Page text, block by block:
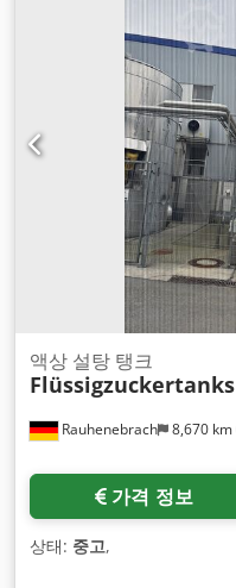
Rauhenebrach 8,670 km
액상 설탕 탱크
Flüssigzuckertanks
가격 정보
상태: 중고,